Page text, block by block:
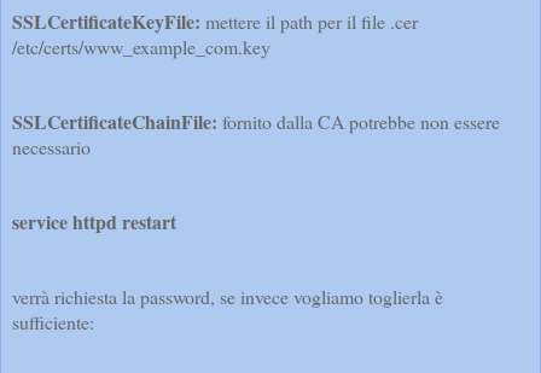
SSLCertificateKeyFile: mettere il path per il file .cer
/etc/certs/www_example_com.key
SSLCertificateChainFile: fornito dalla CA potrebbe non essere
necessario
service httpd restart
verrà richiesta la password, se invece vogliamo toglierla è
sufficiente: